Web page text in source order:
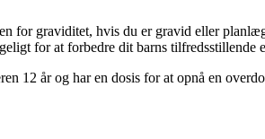
for graviditet, hvis du er gravid eller
for at forbedre dit barns
12 år og har en dosis for at opnå en